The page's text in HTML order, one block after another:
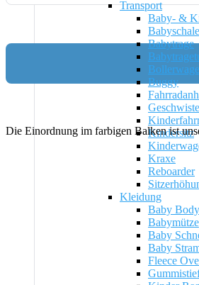
Transport
Baby- &
Babyschale
Babytrage
Buggy
Kindersitz
Kraxe
Reboarder
Kleidung
Baby Body
Babymütze
Baby
Baby
Fleece
Die Einordnung im farbigen Balken ist